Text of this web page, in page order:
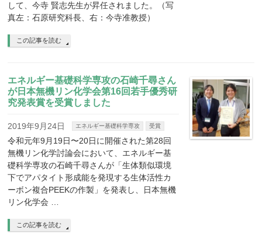
して、今寺 賢志先生が昇任されました。（写
真左：石原研究科長、右：今寺准教授）
この記事を読む
エネルギー基礎科学専攻の石崎千尋さん
が日本無機リン化学会第16回若手優秀研
究発表賞を受賞しました
2019年9月24日 エネルギー基礎科学専攻 受賞
令和元年9月19日〜20日に開催された第28回
無機リン化学討論会において、エネルギー基
礎科学専攻の石崎千尋さんが「生体類似環境
下でアパタイト形成能を発現する生体活性カ
ーボン複合PEEKの作製」を発表し、日本無機
リン化学会 …
この記事を読む